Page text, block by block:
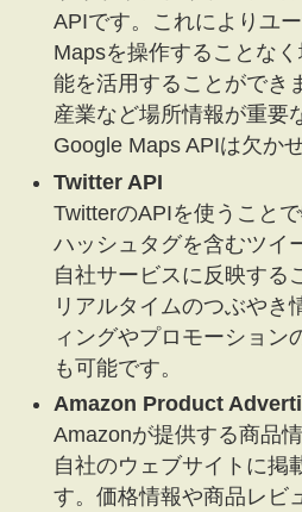
APIです。これによりユ
Mapsを操作することな
能を活用することができ
産業など場所情報が重要
Google Maps APIは欠か
Twitter API
TwitterのAPIを使うこと
ハッシュタグを含むツイ
自社サービスに反映する
リアルタイムのつぶやき
ィングやプロモーション
も可能です。
Amazon Product
Amazonが提供する商品
自社のウェブサイトに掲
す。価格情報や商品レビ